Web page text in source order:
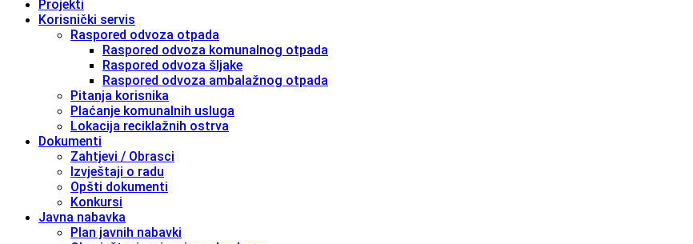
Projekti
Korisnički servis
Raspored odvoza otpada
Raspored odvoza komunalnog otpada
Raspored odvoza šljake
Raspored odvoza ambalažnog otpada
Pitanja korisnika
Plaćanje komunalnih usluga
Lokacija reciklažnih ostrva
Dokumenti
Zahtjevi / Obrasci
Izvještaji o radu
Opšti dokumenti
Konkursi
Javna nabavka
Plan javnih nabavki